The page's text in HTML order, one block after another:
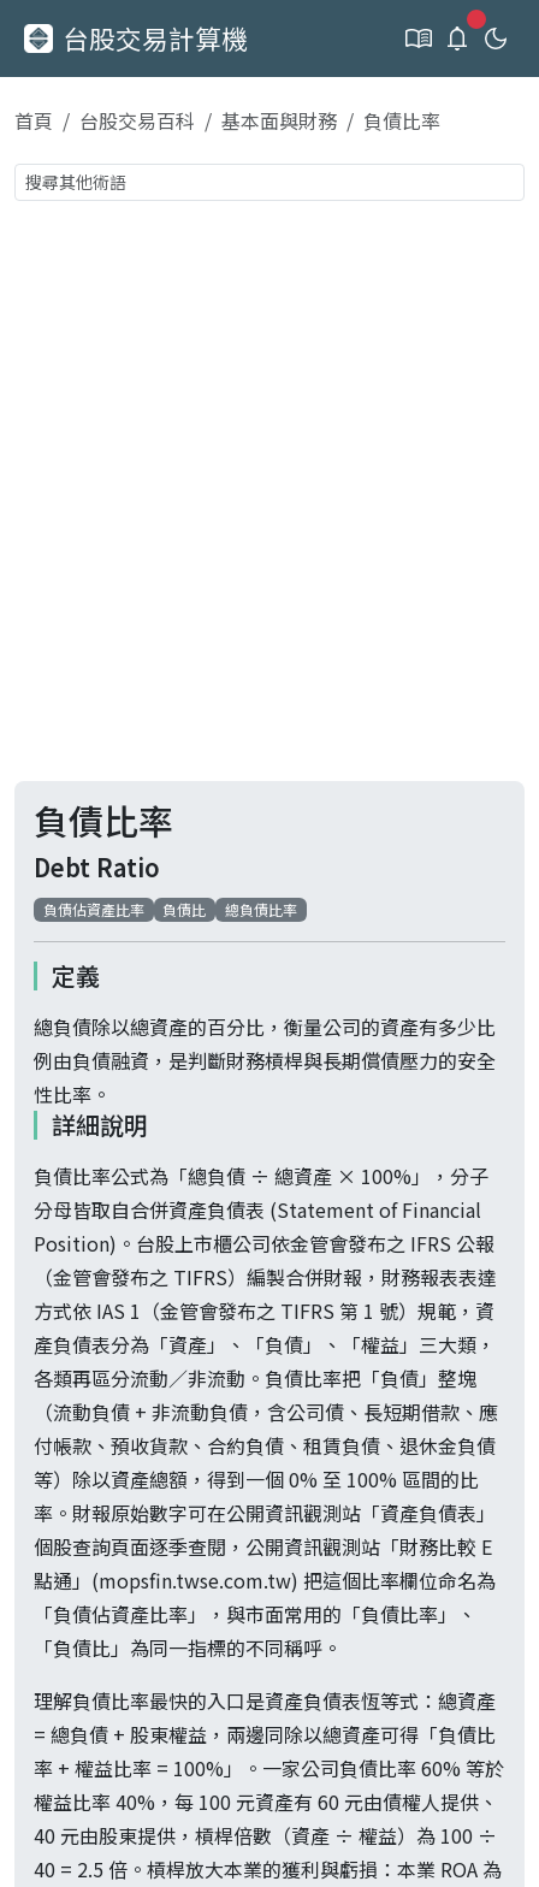
台股交易計算機 新通知
首頁 台股交易百科 基本面與財務 負債比率
負債比率
Debt Ratio
負債佔資產比率 負債比 總負債比率
定義
總負債除以總資產的百分比，衡量公司的資產有多少比
例由負債融資，是判斷財務槓桿與長期償債壓力的安全
性比率。
詳細說明
負債比率公式為「總負債 ÷ 總資產 × 100%」，分子
分母皆取自合併資產負債表 (Statement of Financial
Position)。台股上市櫃公司依金管會發布之 IFRS 公報
（金管會發布之 TIFRS）編製合併財報，財務報表表達
方式依 IAS 1（金管會發布之 TIFRS 第 1 號）規範，資
產負債表分為「資產」、「負債」、「權益」三大類，
各類再區分流動／非流動。負債比率把「負債」整塊
（流動負債 + 非流動負債，含公司債、長短期借款、應
付帳款、預收貨款、合約負債、租賃負債、退休金負債
等）除以資產總額，得到一個 0% 至 100% 區間的比
率。財報原始數字可在公開資訊觀測站「資產負債表」
個股查詢頁面逐季查閱，公開資訊觀測站「財務比較 E
點通」(mopsfin.twse.com.tw) 把這個比率欄位命名為
「負債佔資產比率」，與市面常用的「負債比率」、
「負債比」為同一指標的不同稱呼。
理解負債比率最快的入口是資產負債表恆等式：總資產
= 總負債 + 股東權益，兩邊同除以總資產可得「負債比
率 + 權益比率 = 100%」。一家公司負債比率 60% 等於
權益比率 40%，每 100 元資產有 60 元由債權人提供、
40 元由股東提供，槓桿倍數（資產 ÷ 權益）為 100 ÷
40 = 2.5 倍。槓桿放大本業的獲利與虧損：本業 ROA 為